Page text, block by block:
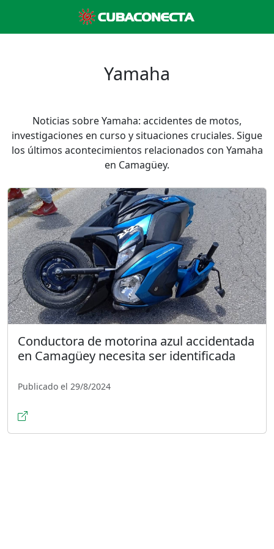
Yamaha
Noticias sobre Yamaha: accidentes de motos,
investigaciones en curso y situaciones cruciales. Sigue
los últimos acontecimientos relacionados con Yamaha
en Camagüey.
Conductora de motorina azul accidentada
en Camagüey necesita ser identificada
Publicado el 29/8/2024